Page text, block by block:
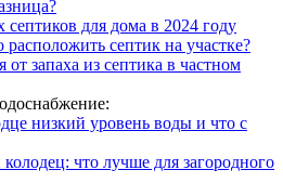
для дома в 2024 году
септик на участке?
от запаха из септика в частном
низкий уровень воды и что с
что лучше для загородного